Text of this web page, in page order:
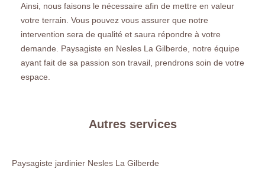
Ainsi, nous faisons le nécessaire afin de mettre en valeur
votre terrain. Vous pouvez vous assurer que notre
intervention sera de qualité et saura répondre à votre
demande. Paysagiste en Nesles La Gilberde, notre équipe
ayant fait de sa passion son travail, prendrons soin de votre
espace.
Autres services
Paysagiste jardinier Nesles La Gilberde